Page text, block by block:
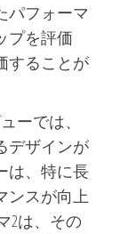
パフォーマ
プを評価
することが
ーでは、
デザインが
は、特に長
ンスが向上
2は、その